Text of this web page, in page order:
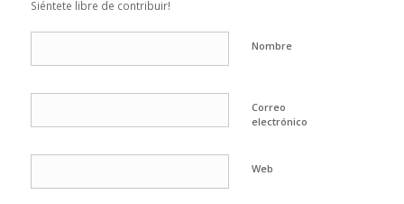
Siéntete libre de contribuir!
Nombre
Correo
electrónico
Web